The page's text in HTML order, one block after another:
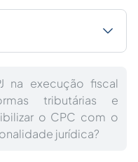
na execução fiscal
tributárias e
o CPC com o
jurídica?